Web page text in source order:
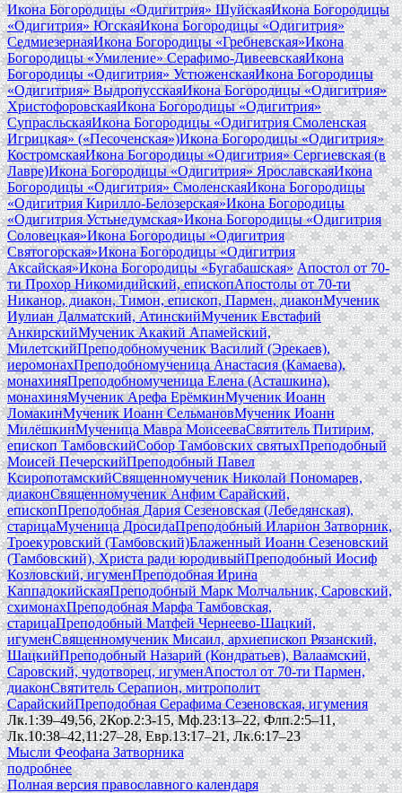
Икона Богородицы «Одигитрия» ШуйскаяИкона Богородицы
«Одигитрия» ЮгскаяИкона Богородицы «Одигитрия»
СедмиезернаяИкона Богородицы «Гребневская»Икона
Богородицы «Умиление» Серафимо-ДивеевскаяИкона
Богородицы «Одигитрия» УстюженскаяИкона Богородицы
«Одигитрия» ВыдропусскаяИкона Богородицы «Одигитрия»
ХристофоровскаяИкона Богородицы «Одигитрия»
СупрасльскаяИкона Богородицы «Одигитрия Смоленская
Игрицкая» («Песоченская»)Икона Богородицы «Одигитрия»
КостромскаяИкона Богородицы «Одигитрия» Сергиевская (в
Лавре)Икона Богородицы «Одигитрия» ЯрославскаяИкона
Богородицы «Одигитрия» СмоленскаяИкона Богородицы
«Одигитрия Кирилло-Белозерская»Икона Богородицы
«Одигитрия Устьнедумская»Икона Богородицы «Одигитрия
Соловецкая»Икона Богородицы «Одигитрия
Святогорская»Икона Богородицы «Одигитрия
Аксайская»Икона Богородицы «Бугабашская» Апостол от 70-
ти Прохор Никомидийский, епископАпостолы от 70-ти
Никанор, диакон, Тимон, епископ, Пармен, диаконМученик
Иулиан Далматский, АтинскийМученик Евстафий
АнкирскийМученик Акакий Апамейский,
МилетскийПреподобномученик Василий (Эрекаев),
иеромонахПреподобномученица Анастасия (Камаева),
монахиняПреподобномученица Елена (Асташкина),
монахиняМученик Арефа ЕрёмкинМученик Иоанн
ЛомакинМученик Иоанн СельмановМученик Иоанн
МилёшкинМученица Мавра МоисееваСвятитель Питирим,
епископ ТамбовскийСобор Тамбовских святыхПреподобный
Моисей ПечерскийПреподобный Павел
КсиропотамскийСвященномученик Николай Пономарев,
диаконСвященномученик Анфим Сарайский,
епископПреподобная Дария Сезеновская (Лебедянская),
старицаМученица ДросидаПреподобный Иларион Затворник,
Троекуровский (Тамбовский)Блаженный Иоанн Сезеновский
(Тамбовский), Христа ради юродивыйПреподобный Иосиф
Козловский, игуменПреподобная Ирина
КаппадокийскаяПреподобный Марк Молчальник, Саровский,
схимонахПреподобная Марфа Тамбовская,
старицаПреподобный Матфей Чернеево-Шацкий,
игуменСвященномученик Мисаил, архиепископ Рязанский,
ШацкийПреподобный Назарий (Кондратьев), Валаамский,
Саровский, чудотворец, игуменАпостол от 70-ти Пармен,
диаконСвятитель Серапион, митрополит
СарайскийПреподобная Серафима Сезеновская, игумения
Лк.1:39–49,56, 2Кор.2:3-15, Мф.23:13–22, Флп.2:5–11,
Лк.10:38–42,11:27–28, Евр.13:17–21, Лк.6:17–23
Мысли Феофана Затворника
подробнее
Полная версия православного календаря